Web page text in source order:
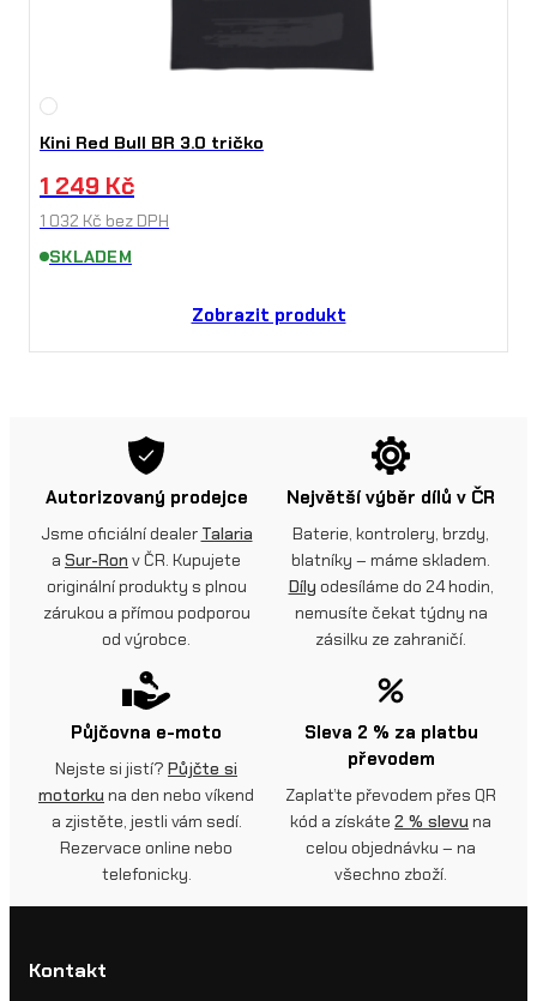
Kini Red Bull BR 3.0 tričko
1 249 Kč
1 032 Kč bez DPH
SKLADEM
Zobrazit produkt
Autorizovaný prodejce
Jsme oficiální dealer Talaria
a Sur-Ron v ČR. Kupujete
originální produkty s plnou
zárukou a přímou podporou
od výrobce.
Největší výběr dílů v ČR
Baterie, kontrolery, brzdy,
blatníky – máme skladem.
Díly odesíláme do 24 hodin,
nemusíte čekat týdny na
zásilku ze zahraničí.
Půjčovna e-moto
Nejste si jistí? Půjčte si
motorku na den nebo víkend
a zjistěte, jestli vám sedí.
Rezervace online nebo
telefonicky.
Sleva 2 % za platbu
převodem
Zaplaťte převodem přes QR
kód a získáte 2 % slevu na
celou objednávku – na
všechno zboží.
Kontakt